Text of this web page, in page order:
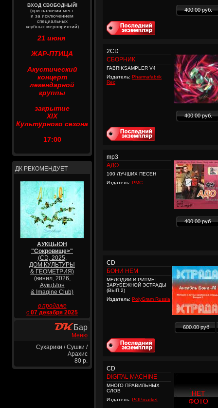
ВХОД СВОБОДНЫЙ!
(при наличии мест
и за исключением
специальных
клубных мероприятий)
21 июня
ЖАР-ПТИЦА
Акустический
концерт
легендарной
группы
закрытие
XIX
Культурного сезона
17:00
ДК РЕКОМЕНДУЕТ
АУКЦЫОН
"Сокровище>"
(CD, 2025,
ДОМ КУЛЬТУРЫ
& ГЕОМЕТРИЯ)
(винил, 2026,
АукцЫон
& Imagine Club)
в продаже
с 07 декабря 2025
Бар
Меню
Сухарики / Сушки /
Арахис
80 р.
400.00 руб.
2CD
СБОРНИК
FABRIKSAMPLER V4
Издатель: Pharmafabrik
Rec
400.00 руб.
mp3
АДО
100 ЛУЧШИХ ПЕСЕН
Издатель: PMC
400.00 руб.
CD
БОНИ НЕМ
МЕЛОДИИ И РИТМЫ
ЗАРУБЕЖНОЙ ЭСТРАДЫ
(ВЫП.2)
Издатель: PolyGram Russia
600.00 руб.
CD
DIGITAL MACHINE
МНОГО ПРАВИЛЬНЫХ
СЛОВ
Издатель: POPmarket